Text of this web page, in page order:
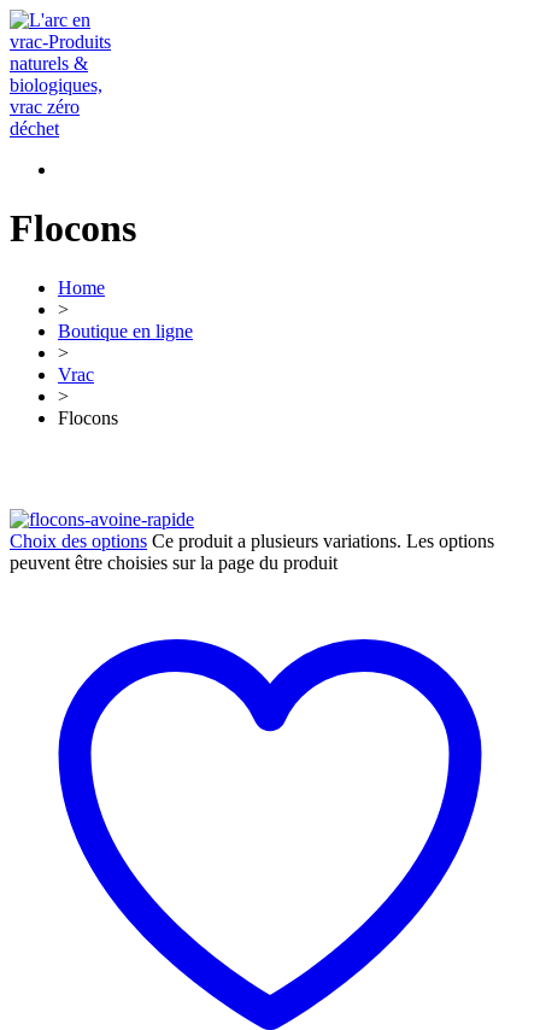
Flocons
Home
>
Boutique en ligne
>
Vrac
>
Flocons
Choix des options Ce produit a plusieurs variations. Les options
peuvent être choisies sur la page du produit